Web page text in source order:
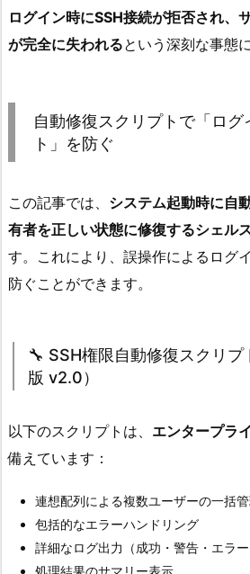
ログイン時にSSH接続が拒否され、
が完全に失われるという深刻な事態
自動修復スクリプトで「ログ
ト」を防ぐ
この記事では、 システム起動時に自
有者を正しい状態に修復するシェル
す。これにより、誤操作によるログ
防ぐことができます。
🔧 SSH権限自動修復スクリプ
版 v2.0）
以下のスクリプトは、 エンタープラ
備えています：
連想配列による複数ユーザーの一括
包括的なエラーハンドリング
詳細なログ出力（成功・警告・エラー